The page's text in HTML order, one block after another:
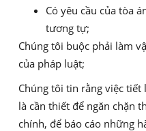
Có yêu cầu của tòa
tương tự;
Chúng tôi buộc phải làm
của pháp luật;
Chúng tôi tin rằng việc
là cần thiết để ngăn chặn
chính, để báo cáo những